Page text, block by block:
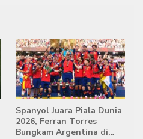
Spanyol Juara Piala Dunia
2026, Ferran Torres
Bungkam Argentina di